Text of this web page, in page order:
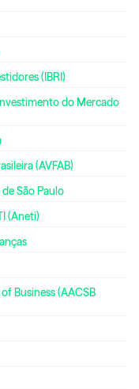
(IBRI)
do Mercado
(AVFAB)
São Paulo
(Aneti)
Business (AACSB